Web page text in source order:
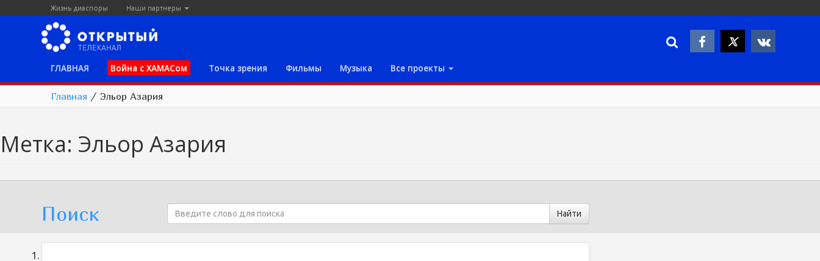
Жизнь диаспоры Наши партнеры
ГЛАВНАЯ Война с ХАМАСом Точка зрения Фильмы Музыка Все проекты
Главная / Эльор Азария
Метка: Эльор Азария
Поиск